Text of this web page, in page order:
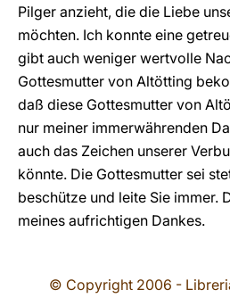
Pilger anzieht, die die Liebe
möchten. Ich konnte eine
gibt auch weniger wertvolle
Gottesmutter von Altötting
daß diese Gottesmutter von
nur meiner immerwährenden
auch das Zeichen unserer
könnte. Die Gottesmutter sei
beschütze und leite Sie immer.
meines aufrichtigen Dankes.
© Copyright 2006 -